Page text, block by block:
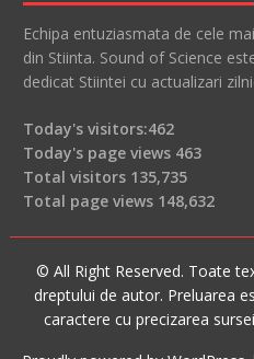
Echipa entuziasmata de cele
din Stiinta. Sound of Science
dedicat Stiintei cu actualizari
Today's visitors:462
Today's page views 463
Total visitors 135,735
Total page views 148,632
© All Right Reserved. Toate
dreptului de autor. Preluarea
caractere cu precizarea